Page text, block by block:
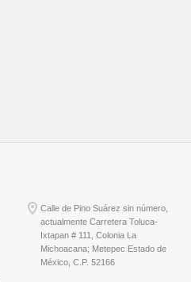
Calle de Pino Suárez sin número,
actualmente Carretera Toluca-
Ixtapan # 111, Colonia La
Michoacana; Metepec Estado de
México, C.P. 52166